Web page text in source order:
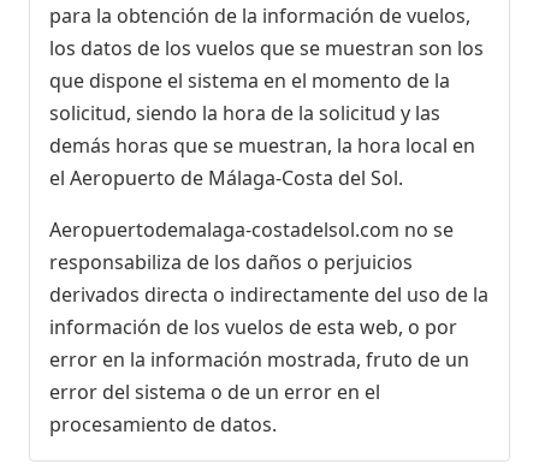
para la obtención de la información de vuelos,
los datos de los vuelos que se muestran son los
que dispone el sistema en el momento de la
solicitud, siendo la hora de la solicitud y las
demás horas que se muestran, la hora local en
el Aeropuerto de Málaga-Costa del Sol.
Aeropuertodemalaga-costadelsol.com no se
responsabiliza de los daños o perjuicios
derivados directa o indirectamente del uso de la
información de los vuelos de esta web, o por
error en la información mostrada, fruto de un
error del sistema o de un error en el
procesamiento de datos.